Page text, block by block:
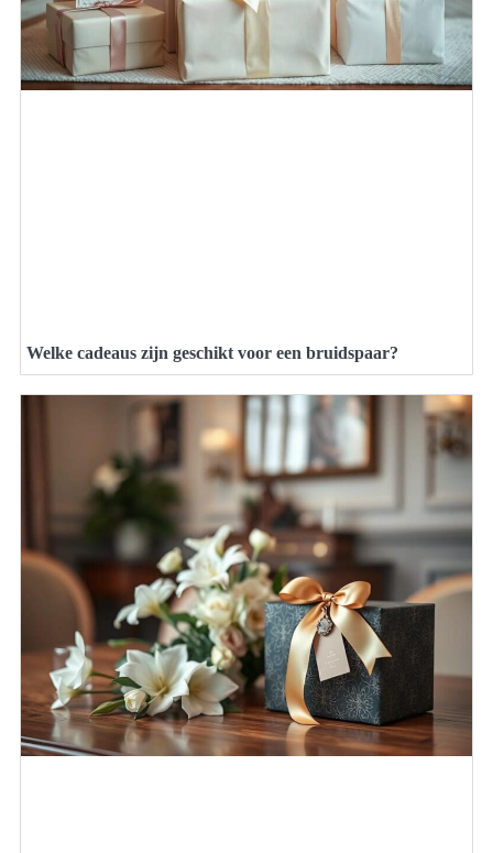
Welke cadeaus zijn geschikt voor een bruidspaar?